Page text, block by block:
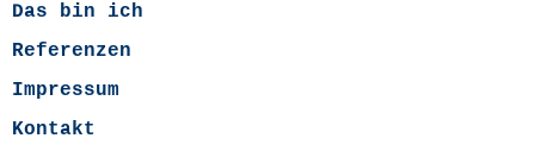
Das bin ich
Referenzen
Impressum
Kontakt